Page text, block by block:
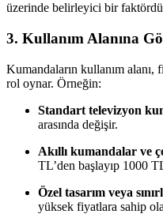
üzerinde belirleyici bir
3. Kullanım Alanına
Kumandaların kullanım
rol oynar. Örneğin:
Standart televizyon
arasında değişir.
Akıllı kumandalar ve
TL’den başlayıp 1000
Özel tasarım veya
yüksek fiyatlara sahip